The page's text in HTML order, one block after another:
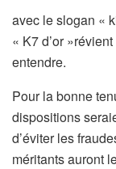
avec le slogan «
« K7 d’or
entendre.
Pour la bonne
dispositions
d’éviter les
méritants auront